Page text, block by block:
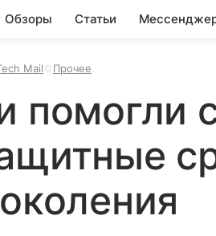
Обзоры Статьи
Mail Прочее
помогли